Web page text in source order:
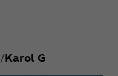
Karol G